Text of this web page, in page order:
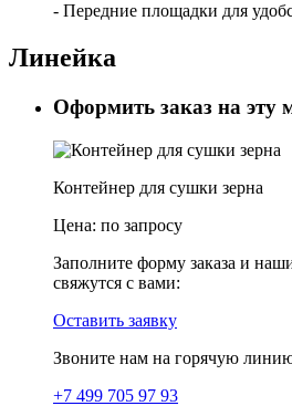
- Передние площадки для
Линейка
Оформить заказ на эту
Контейнер для сушки зерна
Цена: по запросу
Заполните форму заказа и
свяжутся с вами:
Оставить заявку
Звоните нам на горячую
+7 499 705 97 93